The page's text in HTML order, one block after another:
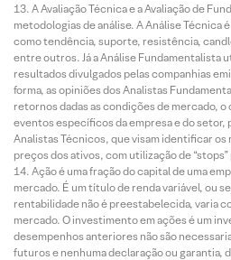
A Avaliação Técnica e a Avaliação de
metodologias de análise. A Análise
como tendência, suporte, resistência,
entre outros. Já a Análise Fundamentalista
resultados divulgados pelas companhias
forma, as opiniões dos Analistas
retornos dadas as condições de mercado,
eventos específicos da empresa e do setor,
Analistas Técnicos, que visam identificar os
preços dos ativos, com utilização de
Ação é uma fração do capital de uma
mercado. É um título de renda variável, ou
rentabilidade não é preestabelecida, varia
mercado. O investimento em ações é um
desempenhos anteriores não são
futuros e nenhuma declaração ou garantia,